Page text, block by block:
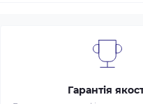
Гарантія